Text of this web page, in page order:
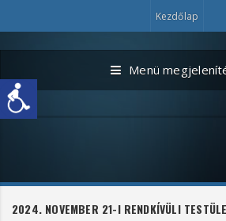
Kezdőlap
Menü
2024. NOVEMBER 21-I RENDKÍVÜLI